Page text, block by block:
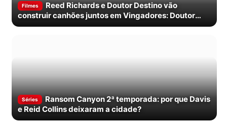
Filmes
Reed Richards e Doutor Destino vão
construir canhões juntos em Vingadores: Doutor
Destino
Séries
Ransom Canyon 2ª temporada: por que Davis
e Reid Collins deixaram a cidade?